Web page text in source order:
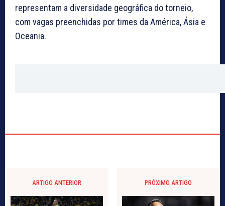
representam a diversidade geográfica do torneio,
com vagas preenchidas por times da América, Ásia e
Oceania.
ARTIGO ANTERIOR PRÓXIMO ARTIGO